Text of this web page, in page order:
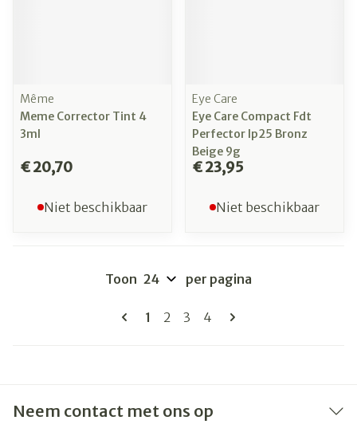
Même
Meme Corrector Tint 4
3ml
€ 20,70
Niet beschikbaar
Eye Care
Eye Care Compact Fdt
Perfector Ip25 Bronz
Beige 9g
€ 23,95
Niet beschikbaar
Pagina's
U lees momenteel pagina
1 Pagina
2 Pagina
3 Pagina
4
Toon per pagina
Neem contact met ons op